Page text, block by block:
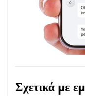
Σχετικά με